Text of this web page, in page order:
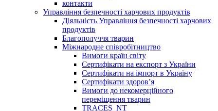
контакти
Управління безпечності харчових продуктів
Діяльність Управління безпечності харчових
продуктів
Благополуччя тварин
Міжнародне співробітництво
Вимоги країн світу
Сертифікати на експорт з України
Сертифікати на імпорт в Україну
Сертифікати здоров’я
Вимоги до некомерційного
переміщення тварин
TRACES_NT